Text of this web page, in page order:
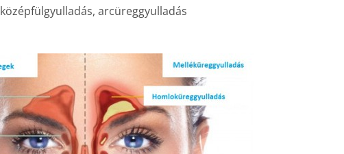
középfülgyulladás, arcüreggyulladás